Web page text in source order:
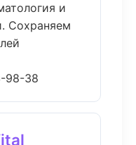
и
Сохраняем
98-38